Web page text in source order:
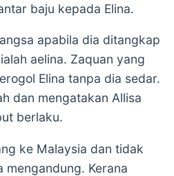
baju kepada Elina.
apabila dia ditangkap
aelina. Zaquan yang
Elina tanpa dia sedar.
dan mengatakan Allisa
berlaku.
ke Malaysia dan tidak
Kerana